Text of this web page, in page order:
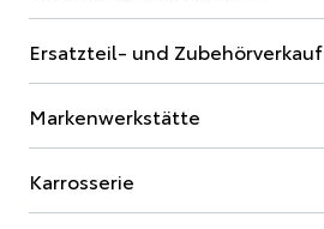
Ersatzteil- und Zubehörverkauf
Markenwerkstätte
Karrosserie